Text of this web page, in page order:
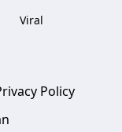
Viral
Policy